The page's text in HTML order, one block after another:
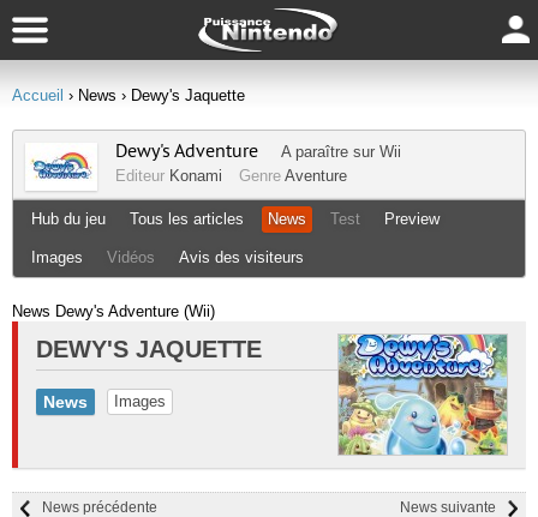
Accueil › News › Dewy's Jaquette
Dewy's Adventure A paraître sur Wii
Editeur Konami Genre Aventure
Hub du jeu Tous les articles News Test Preview
Images Vidéos Avis des visiteurs
News Dewy's Adventure (Wii)
DEWY'S JAQUETTE
News Images
News suivante
News précédente